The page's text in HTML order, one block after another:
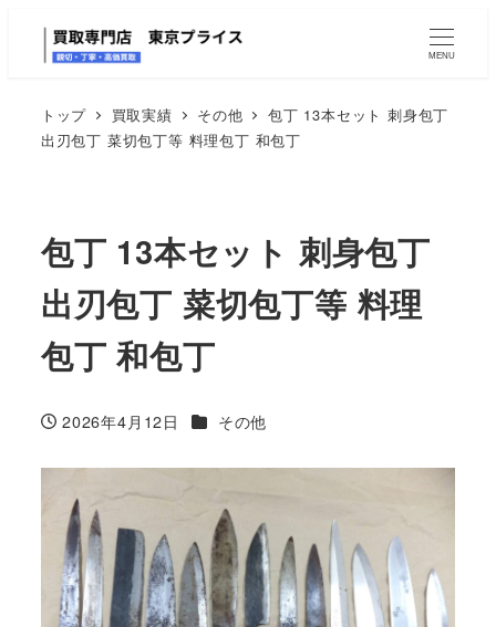
MENU
トップ 買取実績 その他
包丁 13本セット 刺身包丁
出刃包丁 菜切包丁等 料理包丁 和包丁
包丁 13本セット 刺身包丁
出刃包丁 菜切包丁等 料理
包丁 和包丁
投稿日
2026年4月12日 カテゴリー
その他